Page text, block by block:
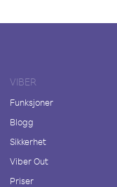
VIBER
Funksjoner
Blogg
Sikkerhet
Viber Out
Priser